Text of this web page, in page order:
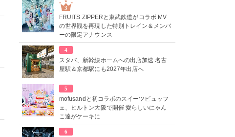
3
FRUITS ZIPPERと東武鉄道がコラボ MV
の世界観を再現した特別トレイン＆メンバ
ーの限定アナウンス
4
スタバ、新幹線ホームへの出店加速 名古
屋駅＆京都駅にも2027年出店へ
5
mofusandと初コラボのスイーツビュッフ
ェ、ヒルトン大阪で開催 愛らしいにゃん
こ達がケーキに
6